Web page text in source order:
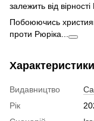
залежить від
Побоюючись
проти Рюріка...
Характеристики
Видавництво
Рік